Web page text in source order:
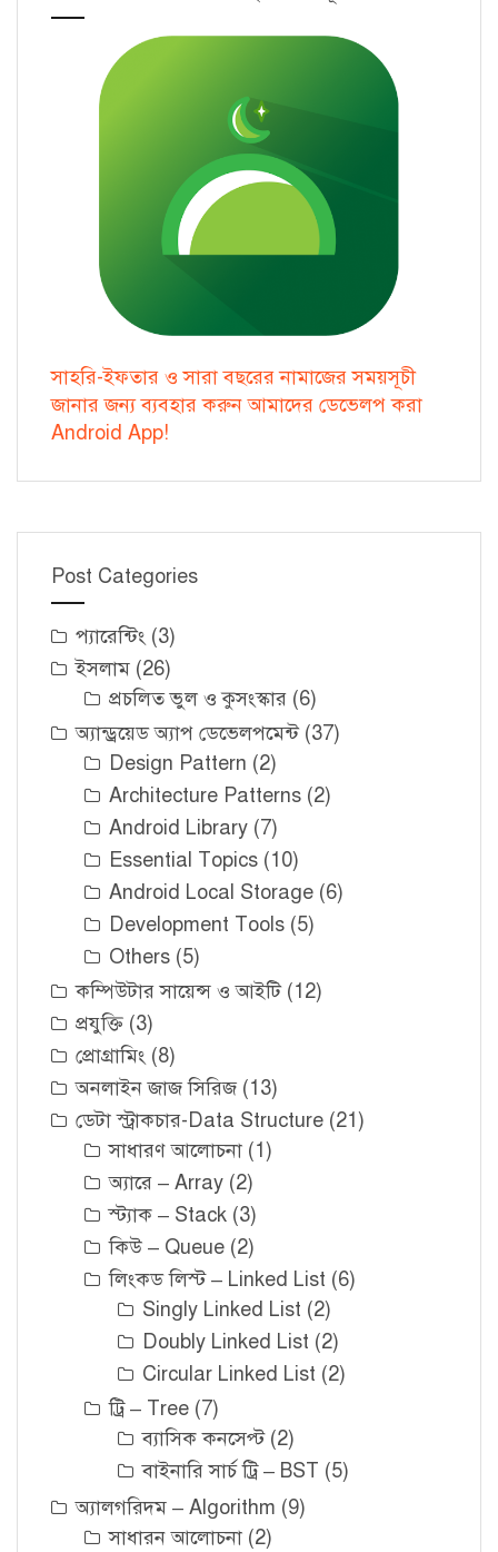
সাহরি-ইফতার ও সারা বছরের নামাজের সময়সূচী
জানার জন্য ব্যবহার করুন আমাদের ডেভেলপ করা
Android App!
Post Categories
প্যারেন্টিং (3)
ইসলাম (26)
প্রচলিত ভুল ও কুসংস্কার (6)
অ্যান্ড্রয়েড অ্যাপ ডেভেলপমেন্ট(37)
Design Pattern (2)
Architecture Patterns (2)
Android Library (7)
Essential Topics (10)
Android Local Storage (6)
Development Tools (5)
Others (5)
কম্পিউটার সায়েন্স ও আইটি(12)
প্রযুক্তি (3)
প্রোগ্রামিং (8)
অনলাইন জাজ সিরিজ (13)
ডেটা স্ট্রাকচার-Data Structure (21)
সাধারণ আলোচনা (1)
অ্যারে – Array (2)
স্ট্যাক – Stack (3)
কিউ – Queue (2)
লিংকড লিস্ট – Linked List (6)
Singly Linked List (2)
Doubly Linked List (2)
Circular Linked List (2)
ট্রি – Tree (7)
ব্যাসিক কনসেপ্ট(2)
বাইনারি সার্চ ট্রি – BST (5)
অ্যালগরিদম – Algorithm (9)
সাধারন আলোচনা (2)